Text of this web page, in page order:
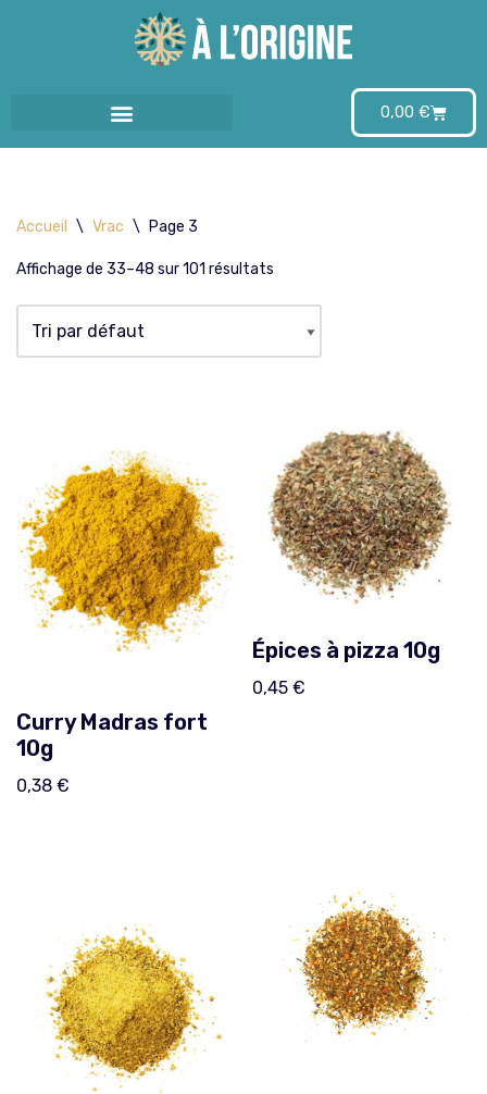
0,00 €
Accueil \ Vrac \ Page 3
Affichage de 33–48 sur 101 résultats
Curry Madras fort
10g
0,38 €
Épices à pizza 10g
0,45€